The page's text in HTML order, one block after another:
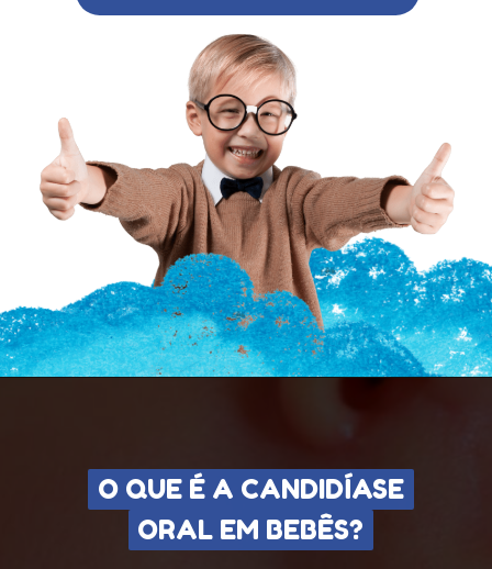
O QUE É A CANDIDÍASE
ORAL EM BEBÊS?
O QUE É A CANDIDÍASE
ORAL EM BEBÊS?